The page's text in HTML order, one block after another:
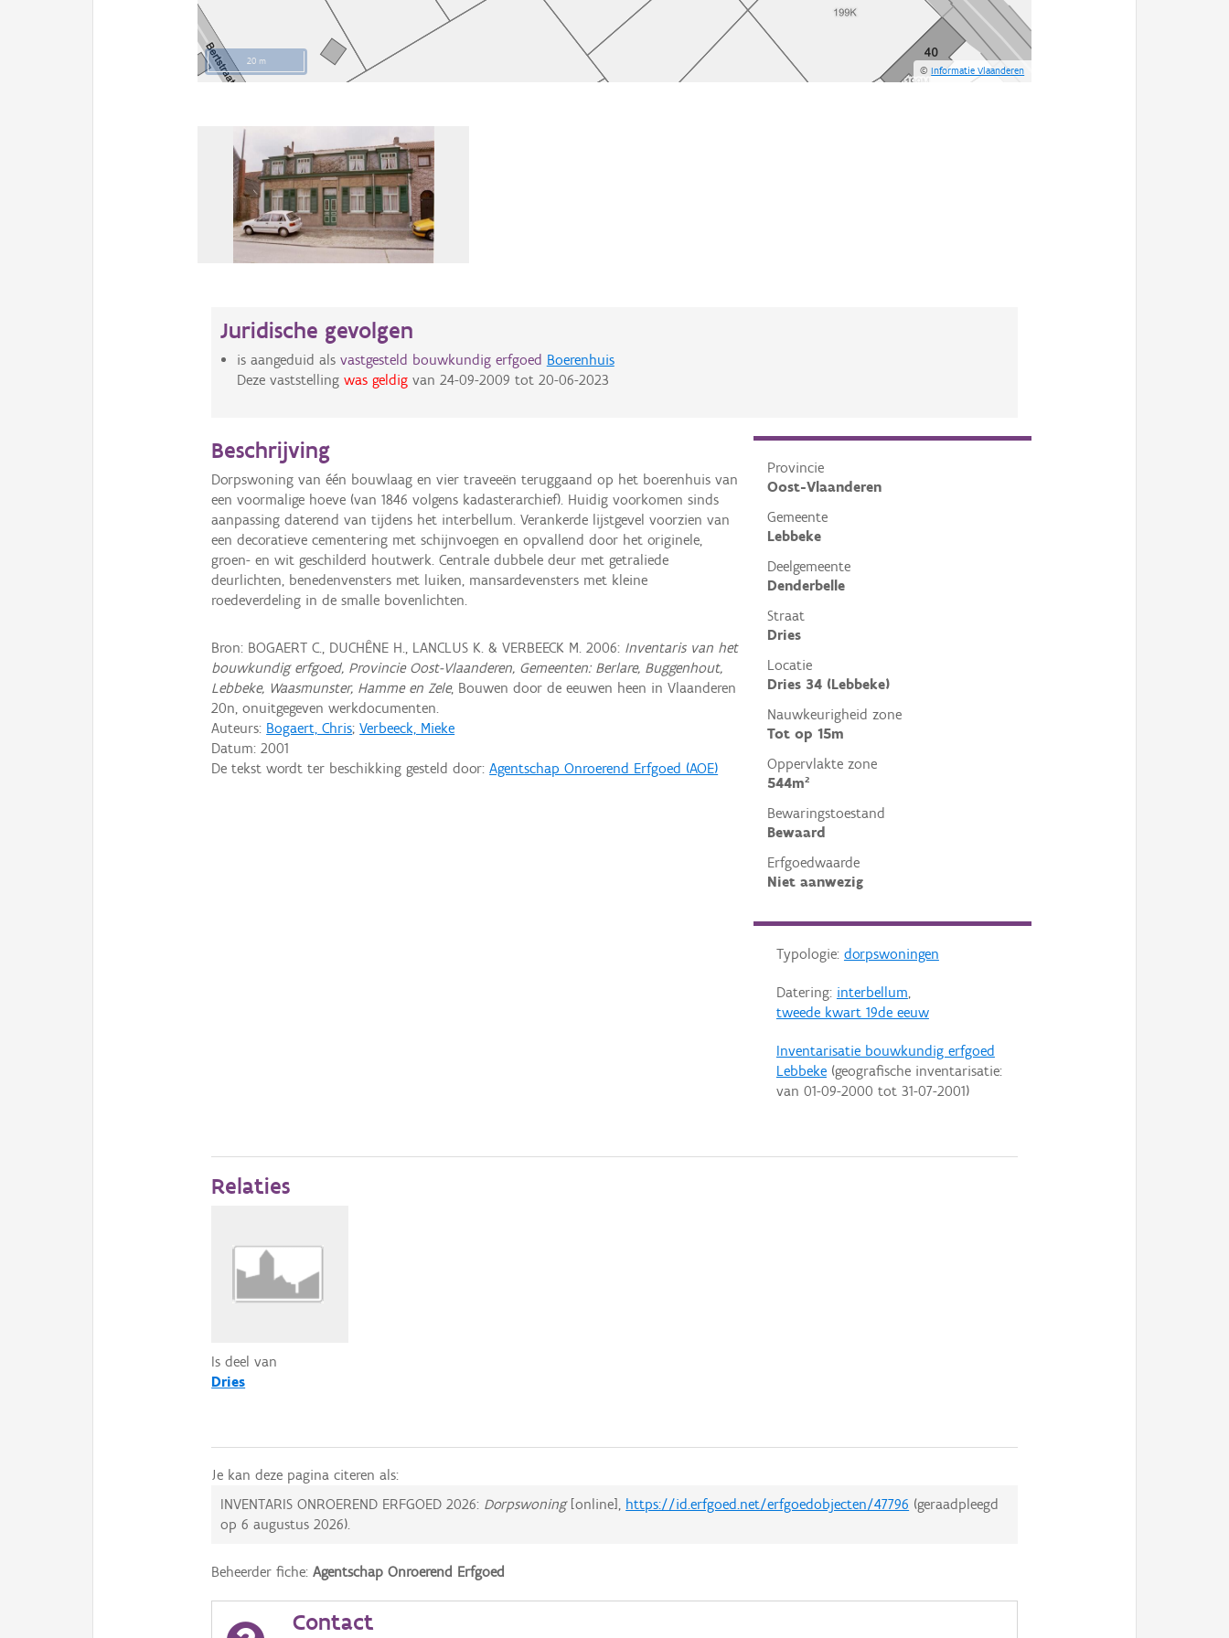
20 m
©Informatie Vlaanderen
Juridische gevolgen
is aangeduid als vastgesteld bouwkundig erfgoed Boerenhuis
Deze vaststelling was geldigvan 24-09-2009 tot 20-06-2023
Provincie
Oost-Vlaanderen
Gemeente
Lebbeke
Deelgemeente
Denderbelle
Straat
Dries
Locatie
Dries 34 (Lebbeke)
Nauwkeurigheid zone
Tot op 15m
Oppervlakte zone
544m²
Bewaringstoestand
Bewaard
Erfgoedwaarde
Niet aanwezig
Typologie: dorpswoningen
Datering: interbellum,
tweede kwart 19de eeuw
Inventarisatie bouwkundig erfgoed
Lebbeke(geografische inventarisatie:
van 01-09-2000 tot 31-07-2001)
Beschrijving
Dorpswoning van één bouwlaag en vier traveeën teruggaand op het boerenhuis van
een voormalige hoeve (van 1846 volgens kadasterarchief). Huidig voorkomen sinds
aanpassing daterend van tijdens het interbellum. Verankerde lijstgevel voorzien van
een decoratieve cementering met schijnvoegen en opvallend door het originele,
groen- en wit geschilderd houtwerk. Centrale dubbele deur met getraliede
deurlichten, benedenvensters met luiken, mansardevensters met kleine
roedeverdeling in de smalle bovenlichten.
Bron: BOGAERT C., DUCHÊNE H., LANCLUS K. & VERBEECK M. 2006: Inventaris van het
bouwkundig erfgoed, Provincie Oost-Vlaanderen, Gemeenten: Berlare, Buggenhout,
Lebbeke, Waasmunster, Hamme en Zele, Bouwen door de eeuwen heen in Vlaanderen
20n, onuitgegeven werkdocumenten.
Auteurs: Bogaert, Chris;Verbeeck, Mieke
Datum:2001
De tekst wordt ter beschikking gesteld door:Agentschap Onroerend Erfgoed (AOE)
Relaties
Is deel van
Dries
Je kan deze pagina citeren als:
INVENTARIS ONROEREND ERFGOED 2026: Dorpswoning[online], https://id.erfgoed.net/erfgoedobjecten/47796 (geraadpleegd
op6 augustus 2026).
Beheerder fiche:Agentschap Onroerend Erfgoed
Contact